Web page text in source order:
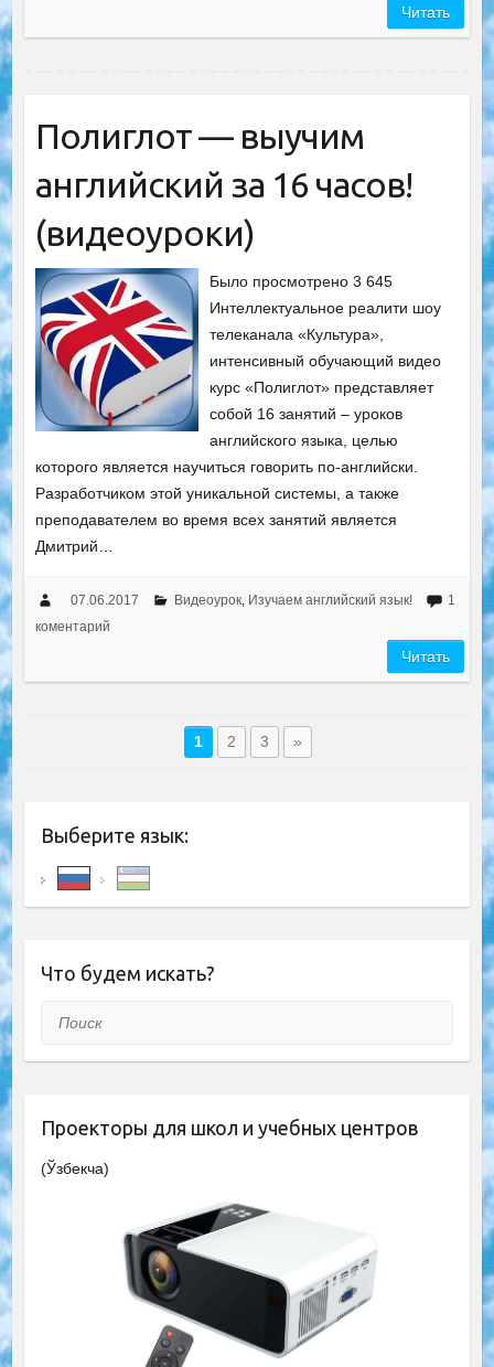
Читать
Полиглот — выучим
английский за 16 часов!
(видеоуроки)
Было просмотрено 3 645
Интеллектуальное реалити шоу
телеканала «Культура»,
интенсивный обучающий видео
курс «Полиглот» представляет
собой 16 занятий – уроков
английского языка, целью
которого является научиться говорить по-английски.
Разработчиком этой уникальной системы, а также
преподавателем во время всех занятий является
Дмитрий…
07.06.2017 Видеоурок, Изучаем английский язык!
1
коментарий
Читать
1 2 3 »
Выберите язык:
Что будем искать?
Поиск
Проекторы для школ и учебных центров
(Ўзбекча)